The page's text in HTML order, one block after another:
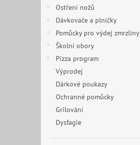
Ostření nožů
Dávkovače a plničky
Pomůcky pro výdej zmrzliny
Školní obory
Pizza program
Výprodej
Dárkové poukazy
Ochranné pomůcky
Grilování
Dysfagie